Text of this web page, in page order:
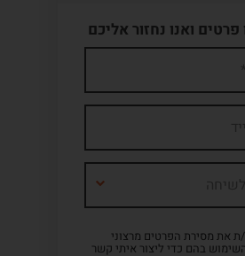
ואנו נחזור אליכם
את מסירת הפרטים מרצוני
בהם כדי ליצור איתי קשר